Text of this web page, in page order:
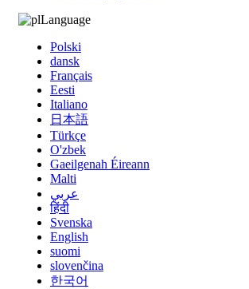
Language
Polski
dansk
Français
Eesti
Italiano
日本語
Türkçe
O'zbek
Gaeilgenah Éireann
Malti
عربي
हिंदी
Svenska
English
suomi
slovenčina
한국어